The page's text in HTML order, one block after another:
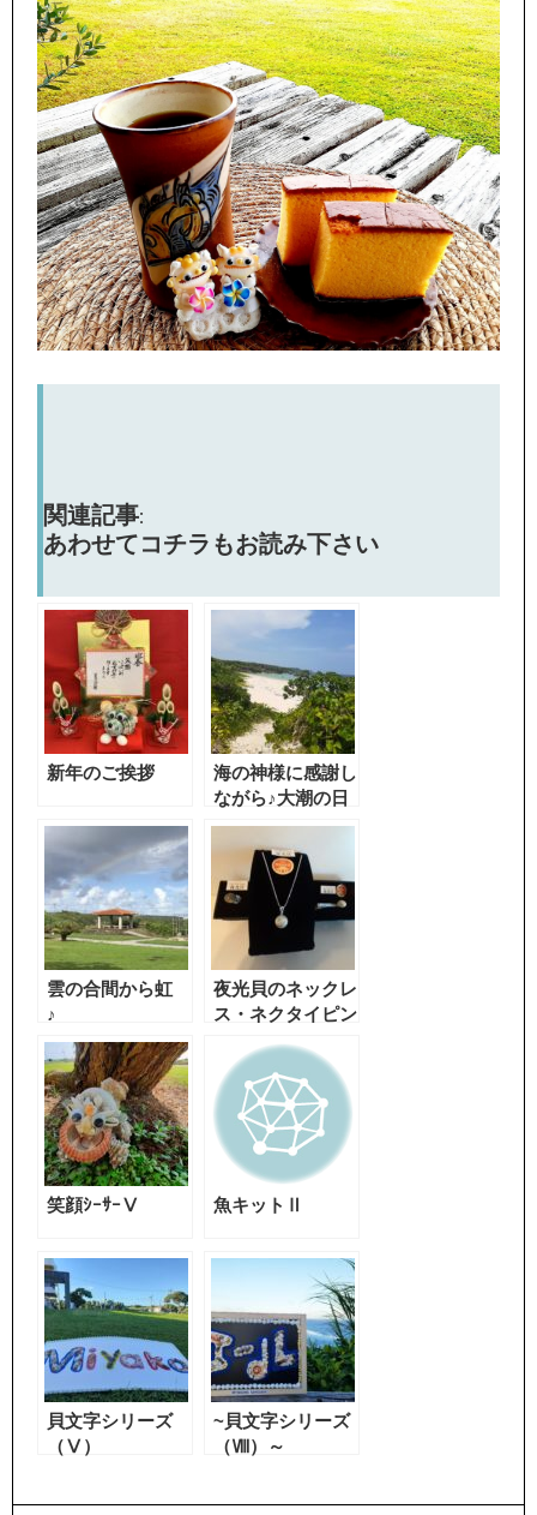
関連記事:
あわせてコチラもお読み下さい
新年のご挨拶
海の神様に感謝し
ながら♪大潮の日
みつけました。
雲の合間から虹
♪
夜光貝のネックレ
ス・ネクタイピン
定！
笑顔ｼｰｻｰⅤ 魚キットⅡ
貝文字シリーズ
（Ⅴ）
~貝文字シリーズ
（Ⅷ）～